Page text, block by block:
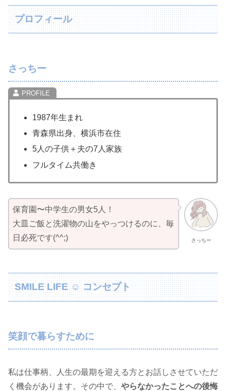
プロフィール
さっちー
1987年生まれ
青森県出身、横浜市在住
5人の子供＋夫の7人家族
フルタイム共働き
さっちー
保育園〜中学生の男女5人！
大皿ご飯と洗濯物の山をやっつけるのに、毎
日必死です(^^;)
SMILE LIFE ☺︎ コンセプト
笑顔で暮らすために
私は仕事柄、人生の最期を迎える方とお話しさせていただ
く機会があります。その中で、 やらなかったことへの後悔